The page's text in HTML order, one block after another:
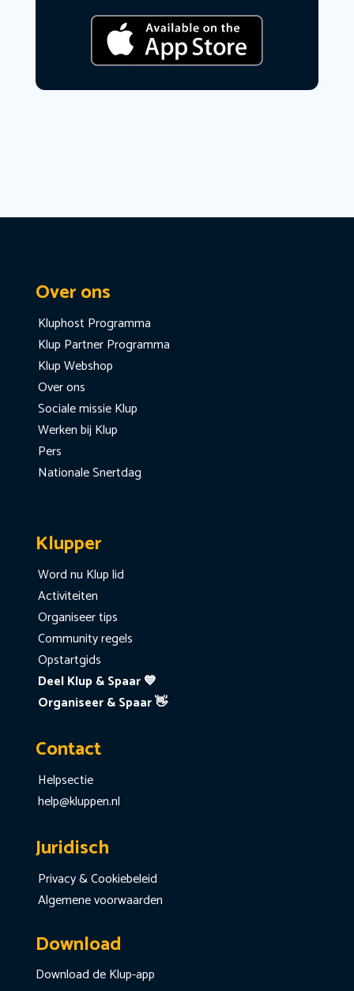
Over ons
Kluphost Programma
Klup Partner Programma
Klup Webshop
Over ons
Sociale missie Klup
Werken bij Klup
Pers
Nationale Snertdag
Klupper
Word nu Klup lid
Activiteiten
Organiseer tips
Community regels
Opstartgids
Deel Klup & Spaar 💙
Organiseer & Spaar 👋
Contact
Helpsectie
help@kluppen.nl
Juridisch
Privacy & Cookiebeleid
Algemene voorwaarden
Download
Download de Klup-app